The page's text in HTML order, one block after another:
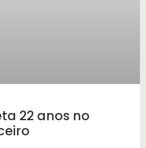
22 anos no